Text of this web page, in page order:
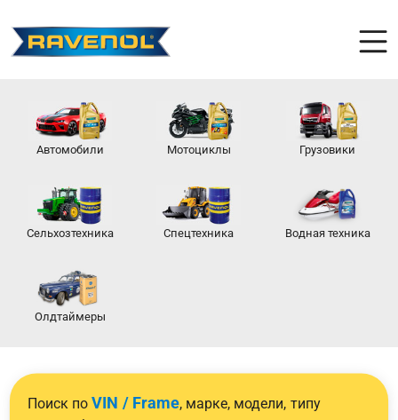
Автомобили Мотоциклы Грузовики
Сельхозтехника Спецтехника Водная техника
Олдтаймеры
Поиск поVIN / Frame, марке, модели, типу